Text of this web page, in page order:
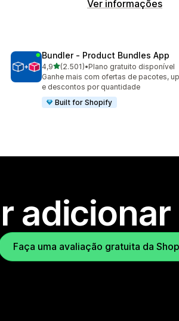
Ver informações
Bundler ‑ Product Bundles App
4,9de 5 estrelas
(2.501)
2501 avaliações ao todo
•Plano gratuito disponível
Ganhe mais com ofertas de pacotes,
e descontos por quantidade
Built for Shopify
Faça uma avaliação gratuita da